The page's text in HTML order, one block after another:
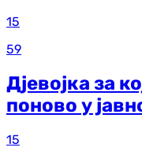
15
59
Дјевојка за
поново у
15